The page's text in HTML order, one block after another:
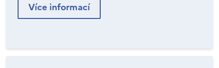
Více informací